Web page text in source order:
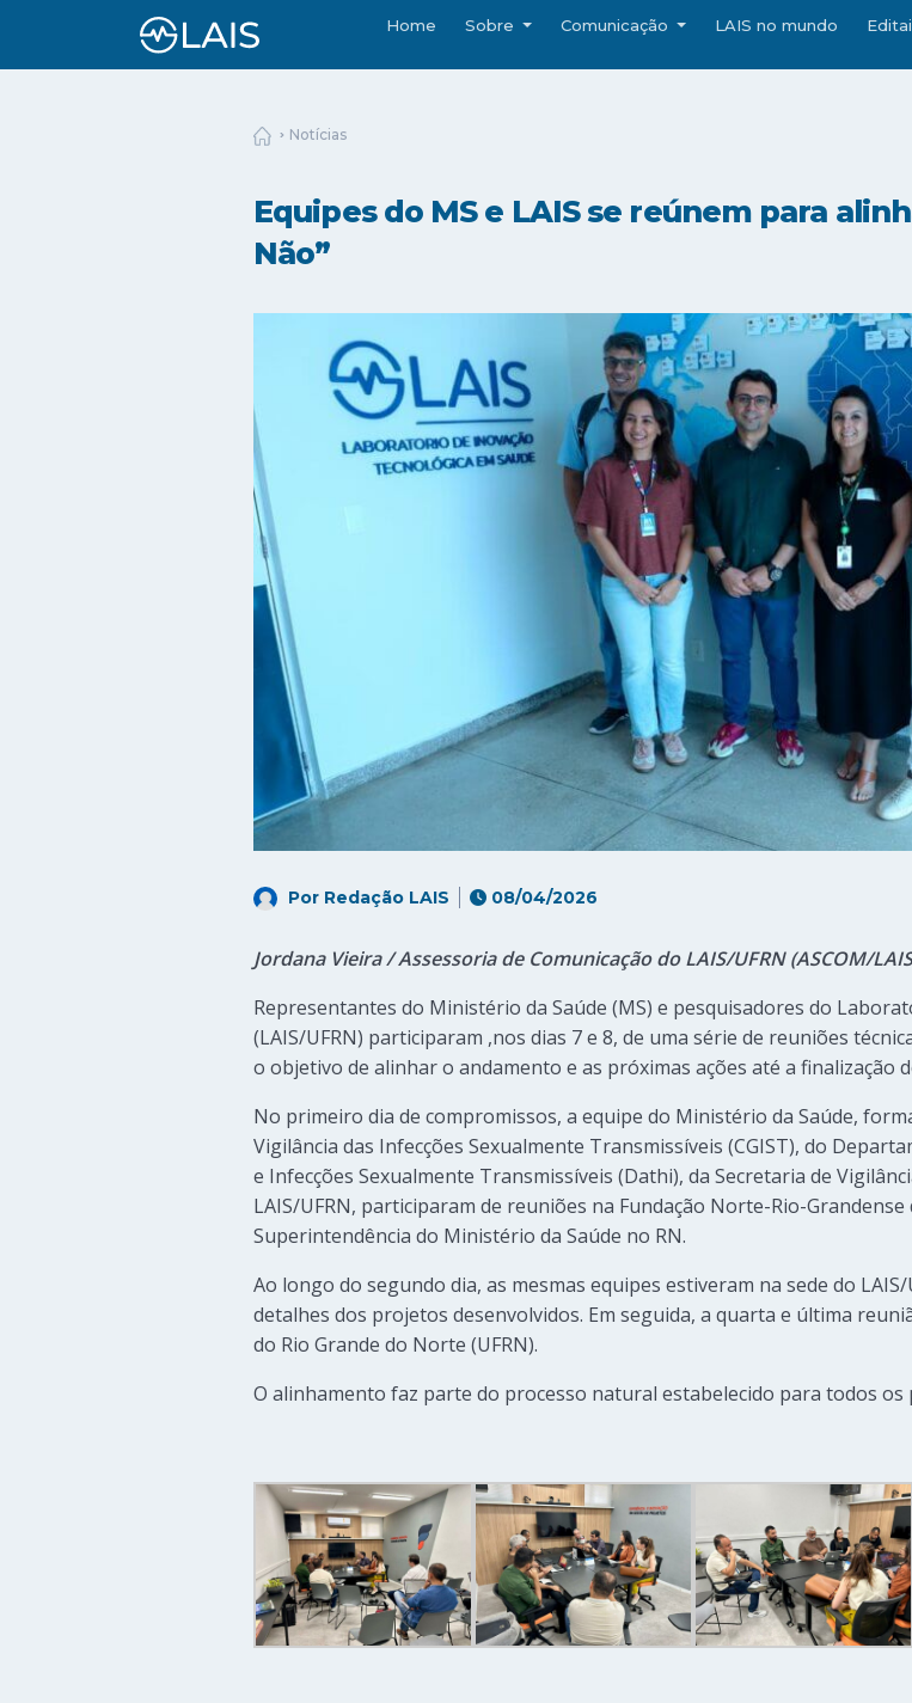
Home Sobre Comunicação LAIS no mundo
Notícias
Equipes do MS e LAIS se reúnem para
Não”
Por Redação LAIS 08/04/2026
Jordana Vieira / Assessoria de Comunicação do LAIS/UFRN (ASCOM/
Representantes do Ministério da Saúde (MS) e pesquisadores do
(LAIS/UFRN) participaram ,nos dias 7 e 8, de uma série de reuniões
o objetivo de alinhar o andamento e as próximas ações até a finalização
No primeiro dia de compromissos, a equipe do Ministério da Saúde,
Vigilância das Infecções Sexualmente Transmissíveis (CGIST), do
e Infecções Sexualmente Transmissíveis (Dathi), da Secretaria de
LAIS/UFRN, participaram de reuniões na Fundação Norte-Rio-Grandense
Superintendência do Ministério da Saúde no RN.
Ao longo do segundo dia, as mesmas equipes estiveram na sede do
detalhes dos projetos desenvolvidos. Em seguida, a quarta e última
do Rio Grande do Norte (UFRN).
O alinhamento faz parte do processo natural estabelecido para todos